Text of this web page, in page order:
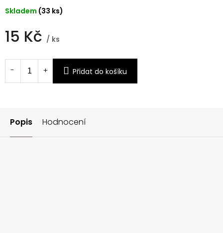
15 Kč / ks
cena:
Skladem (33 ks)
Přidat do košíku
Popis Hodnocení